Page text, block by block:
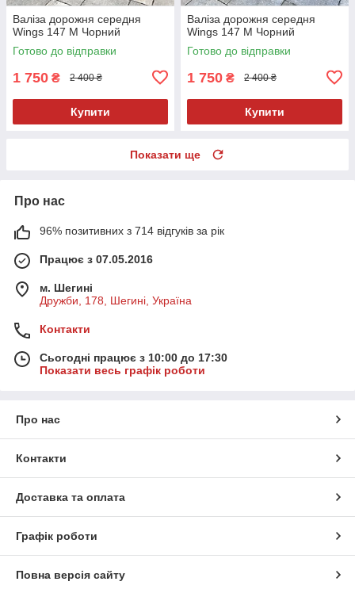
Валіза дорожня середня
Wings 147 M Чорний
Готово до відправки
1 750 ₴ 2 400 ₴
Купити
Валіза дорожня середня
Wings 147 M Чорний
Готово до відправки
1 750 ₴ 2 400 ₴
Купити
Показати ще
Про нас
96% позитивних з 714 відгуків за рік
Працює з 07.05.2016
м. Шегині
Дружби, 178, Шегині, Україна
Контакти
Сьогодні працює з 10:00 до 17:30
Показати весь графік роботи
Про нас
Контакти
Доставка та оплата
Графік роботи
Повна версія сайту